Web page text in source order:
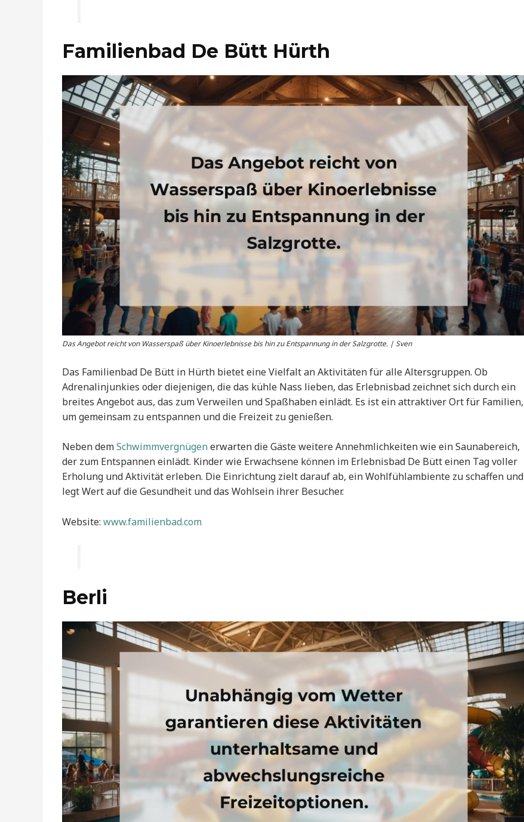
Familienbad De Bütt Hürth
Das Angebot reicht von Wasserspaß über Kinoerlebnisse bis hin zu Entspannung in der Salzgrotte. | Sven
Das Familienbad De Bütt in Hürth bietet eine Vielfalt an Aktivitäten für alle Altersgruppen. Ob
Adrenalinjunkies oder diejenigen, die das kühle Nass lieben, das Erlebnisbad zeichnet sich durch ein
breites Angebot aus, das zum Verweilen und Spaßhaben einlädt. Es ist ein attraktiver Ort für Familien,
um gemeinsam zu entspannen und die Freizeit zu genießen.
Neben demSchwimmvergnügenerwarten die Gäste weitere Annehmlichkeiten wie ein Saunabereich,
der zum Entspannen einlädt. Kinder wie Erwachsene können im Erlebnisbad De Bütt einen Tag voller
Erholung und Aktivität erleben. Die Einrichtung zielt darauf ab, ein Wohlfühlambiente zu schaffen und
legt Wert auf die Gesundheit und das Wohlsein ihrer Besucher.
Website: www.familienbad.com
Berli